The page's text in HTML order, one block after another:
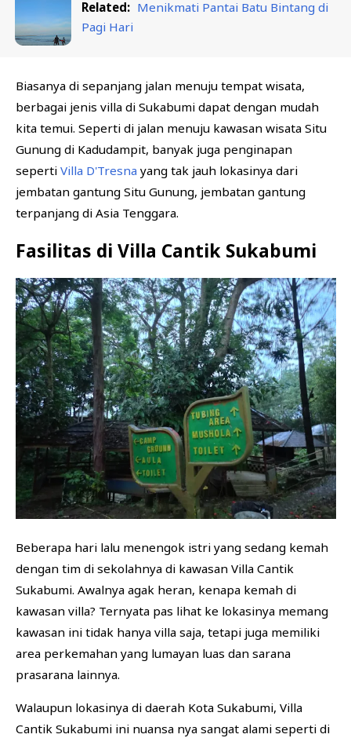
Related: Menikmati Pantai Batu Bintang di
Pagi Hari
Biasanya di sepanjang jalan menuju tempat wisata,
berbagai jenis villa di Sukabumi dapat dengan mudah
kita temui. Seperti di jalan menuju kawasan wisata Situ
Gunung di Kadudampit, banyak juga penginapan
seperti Villa D'Tresna yang tak jauh lokasinya dari
jembatan gantung Situ Gunung, jembatan gantung
terpanjang di Asia Tenggara.
Fasilitas di Villa Cantik Sukabumi
Beberapa hari lalu menengok istri yang sedang kemah
dengan tim di sekolahnya di kawasan Villa Cantik
Sukabumi. Awalnya agak heran, kenapa kemah di
kawasan villa? Ternyata pas lihat ke lokasinya memang
kawasan ini tidak hanya villa saja, tetapi juga memiliki
area perkemahan yang lumayan luas dan sarana
prasarana lainnya.
Walaupun lokasinya di daerah Kota Sukabumi, Villa
Cantik Sukabumi ini nuansa nya sangat alami seperti di